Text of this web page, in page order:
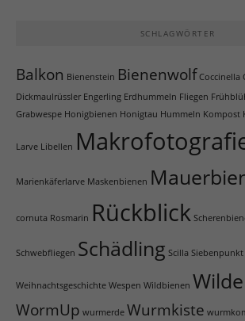
SCHLAGWÖRTER
Balkon Bienenstein Bienenwolf Coccinella
Dickmaulrüssler Engerling Erdhummeln Fliegen
Grabwespe Honigbienen Honigtau Hummeln Kompost
Larve Libellen
Marienkäferlarve Maskenbienen
cornuta Rosmarin Rückblick
Schwebfliegen Schädling Scilla Siebenpunkt
Weihnachtsgeschichte Wespen Wildbienen
WormUp wurmerde Wurmkiste